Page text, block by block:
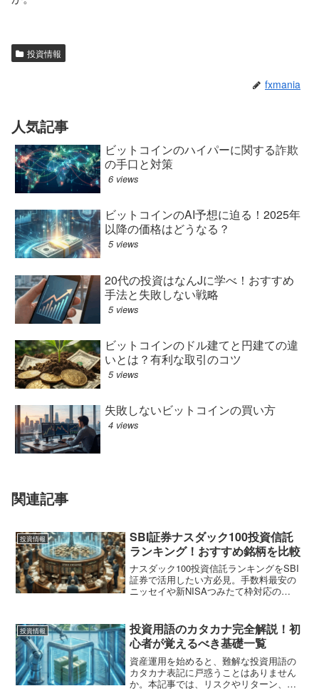
投資情報
fxmania
人気記事
ビットコインのハイパーに関する詐欺
の手口と対策
6 views
ビットコインのAI予想に迫る！2025年
以降の価格はどうなる？
5 views
20代の投資はなんJに学べ！おすすめ
手法と失敗しない戦略
5 views
ビットコインのドル建てと円建ての違
いとは？有利な取引のコツ
5 views
失敗しないビットコインの買い方
4 views
関連記事
投資情報
SBI証券ナスダック100投資信託
ランキング！おすすめ銘柄を比較
ナスダック100投資信託ランキングをSBI
証券で活用したい方必見。手数料最安の
ニッセイや新NISAつみたて枠対応の
SBI証券の独自還元を組み合わせ、リスク
を抑えて賢く資産を増やす秘訣を伝授し
ます。
投資情報
投資用語のカタカナ完全解説！初
心者が覚えるべき基礎一覧
資産運用を始めると、難解な投資用語の
カタカナ表記に戸惑うことはありません
か。本記事では、リスクやリターン、